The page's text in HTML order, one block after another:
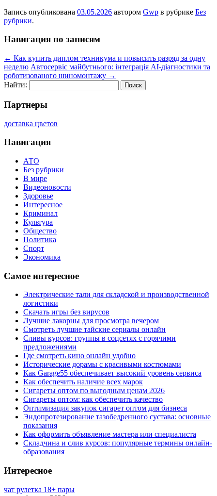
Запись опубликована 03.05.2026 автором Gwp в рубрике Без
рубрики.
Навигация по записям
← Как купить диплом техникума и повысить разряд за одну
неделю Автосервіс майбутнього: інтеграція AI-діагностики та
роботизованого шиномонтажу →
Найти:
Партнеры
доставка цветов
Навигация
АТО
Без рубрики
В мире
Видеоновости
Здоровье
Интересное
Криминал
Культура
Общество
Политика
Спорт
Экономика
Самое интересное
Электрические тали для складской и производственной
логистики
Скачать игры без вирусов
Лучшие лакорны для просмотра вечером
Смотреть лучшие тайские сериалы онлайн
Сливы курсов: группы в соцсетях с горячими
предложениями
Где смотреть кино онлайн удобно
Исторические дорамы с красивыми костюмами
Как Garage55 обеспечивает высокий уровень сервиса
Как обеспечить наличие всех марок
Сигареты оптом по выгодным ценам 2026
Сигареты оптом: как обеспечить качество
Оптимизация закупок сигарет оптом для бизнеса
Эндопротезирование тазобедренного сустава: основные
показания
Как оформить объявление мастера или специалиста
Складчина и слив курсов: популярные термины онлайн-
образования
Интересное
чат рулетка 18+ пары